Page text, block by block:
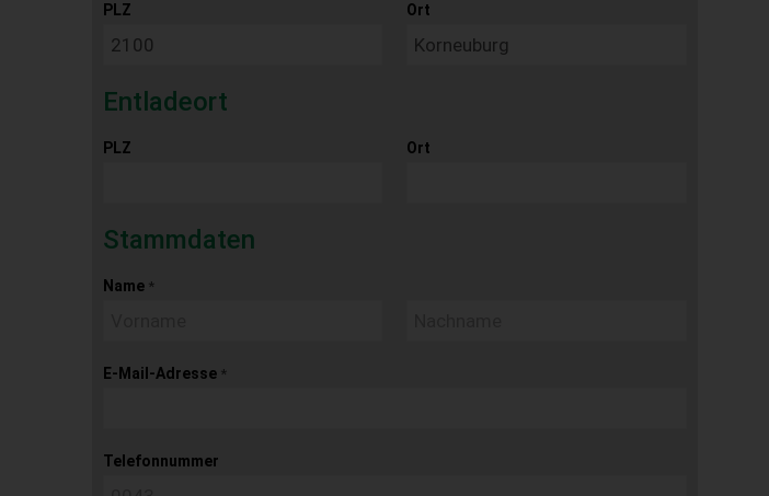
PLZ Ort
Entladeort
PLZ Ort
Stammdaten
Name *
E-Mail-Adresse *
Telefonnummer